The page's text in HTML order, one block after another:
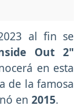
al fin se
Out 2"
en esta
de la famosa
en 2015.